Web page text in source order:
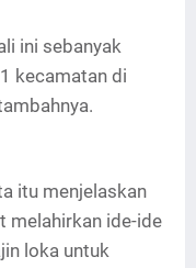
ini sebanyak
kecamatan di
itu menjelaskan
melahirkan ide-ide
loka untuk